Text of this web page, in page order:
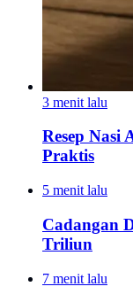
3 menit lalu
Resep Nasi
Praktis
5 menit lalu
Cadangan
Triliun
7 menit lalu